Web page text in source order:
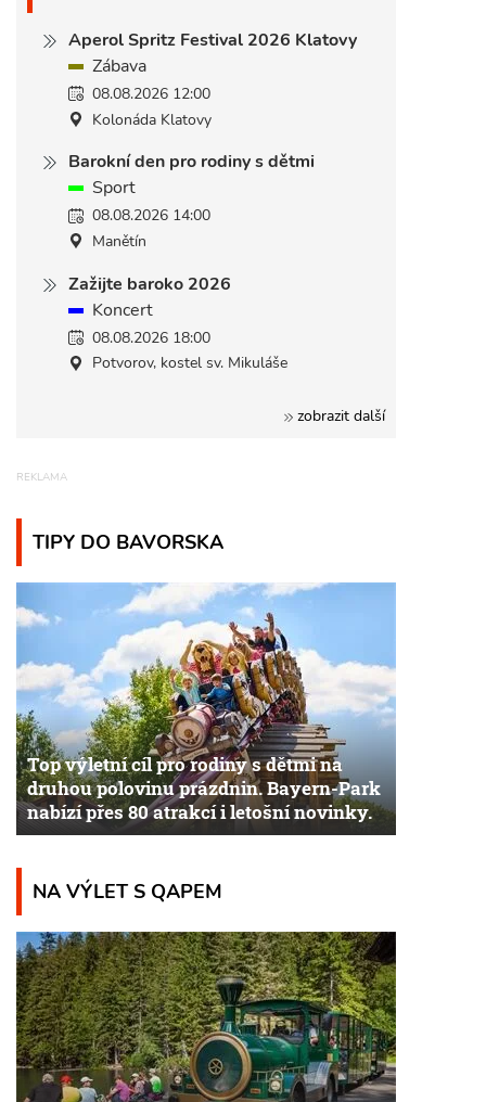
Aperol Spritz Festival 2026 Klatovy
Zábava
08.08.2026 12:00
Kolonáda Klatovy
Barokní den pro rodiny s dětmi
Sport
08.08.2026 14:00
Manětín
Zažijte baroko 2026
Koncert
08.08.2026 18:00
Potvorov, kostel sv. Mikuláše
zobrazit další
TIPY DO BAVORSKA
Top výletní cíl pro rodiny s dětmi na
druhou polovinu prázdnin. Bayern-Park
nabízí přes 80 atrakcí i letošní novinky.
NA VÝLET S QAPEM